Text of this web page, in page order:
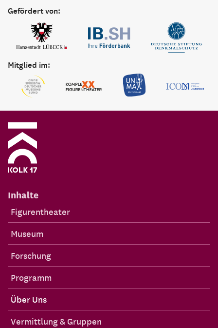
Gefördert von:
Mitglied im:
Inhalte
Figurentheater
Museum
Forschung
Programm
Über Uns
Vermittlung & Gruppen